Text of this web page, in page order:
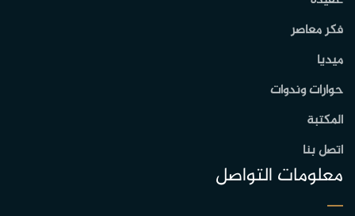
فكر معاصر
ميديا
حوارات وندوات
المكتبة
اتصل بنا
معلومات التواصل